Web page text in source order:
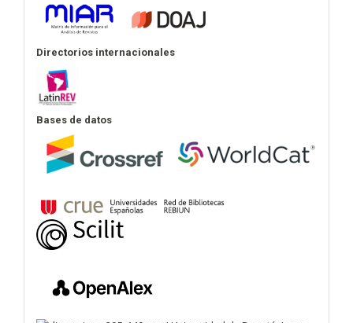
Directorios internacionales
Bases de datos